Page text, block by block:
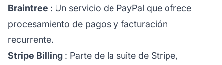
Braintree : Un servicio de PayPal que ofrece
procesamiento de pagos y facturación
recurrente.
Stripe Billing : Parte de la suite de Stripe,